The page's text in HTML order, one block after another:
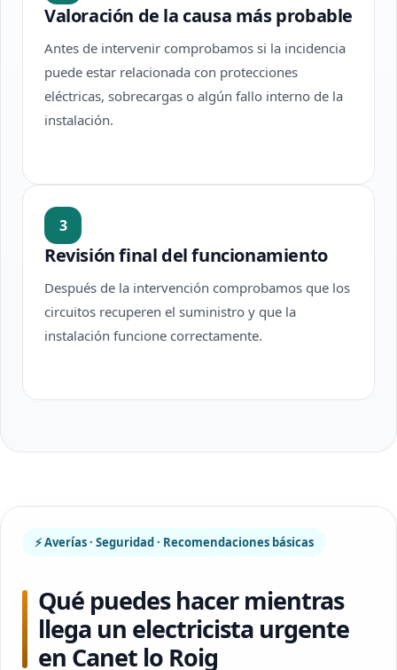
Valoración de la causa más probable
Antes de intervenir comprobamos si la incidencia
puede estar relacionada con protecciones
eléctricas, sobrecargas o algún fallo interno de la
instalación.
3
Revisión final del funcionamiento
Después de la intervención comprobamos que los
circuitos recuperen el suministro y que la
instalación funcione correctamente.
⚡ Averías · Seguridad · Recomendaciones básicas
Qué puedes hacer mientras
llega un electricista urgente
en Canet lo Roig